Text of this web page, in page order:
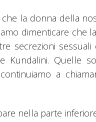
che la donna della
dimenticare che
secrezioni
Kundalini. Quelle
continuiamo a
nella parte